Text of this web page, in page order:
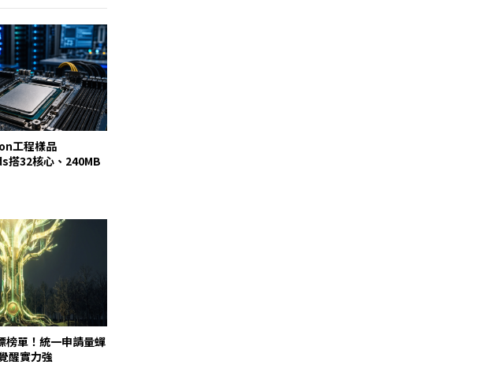
工程樣品
32核心、240MB
榜單！統一申請量蟬
醒實力強